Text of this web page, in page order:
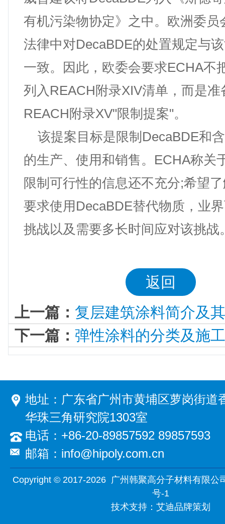
有机污染物协定》之中。欧洲委员
法律中对DecaBDE的处置规定与
一致。因此，欧委会要求ECHA不
列入REACH附录XIV清单，而是准
REACH附录XV"限制提案"。
该提案目标是限制DecaBDE和
的生产、使用和销售。ECHA称关
限制可行性的信息还不充分;希望
要求使用DecaBDE替代物质，业
挑战以及需要多长时间应对该挑战
返回
上一篇： 复层建筑涂料简介及
下一篇：弹性涂料的分类及施
地址：广东省广州市黄埔区萝岗街道
华珠三角研究院1303室
电话：+86-20-89857592 89857593
邮箱：info@hipoly.com.cn
Copyright © 2017-2026 广州韩聚高分子材料有限
号-1
技术支持： 艾迪品牌策划